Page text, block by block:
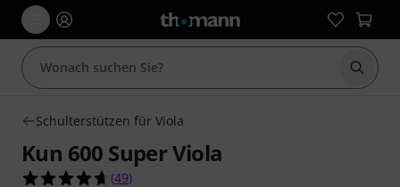
Suche
Schulterstützen für Viola
Kun 600 Super Viola
4.7 von 5 Sternen aus 49 Kundenbewertungen
(49)